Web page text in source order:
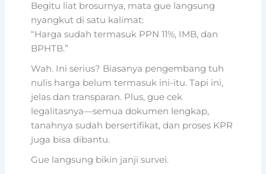
Begitu liat brosurnya, mata gue langsung
nyangkut di satu kalimat:
“Harga sudah termasuk PPN 11%, IMB, dan
BPHTB.”
Wah. Ini serius? Biasanya pengembang tuh
nulis harga belum termasuk ini-itu. Tapi ini,
jelas dan transparan. Plus, gue cek
legalitasnya—semua dokumen lengkap,
tanahnya sudah bersertifikat, dan proses KPR
juga bisa dibantu.
Gue langsung bikin janji survei.